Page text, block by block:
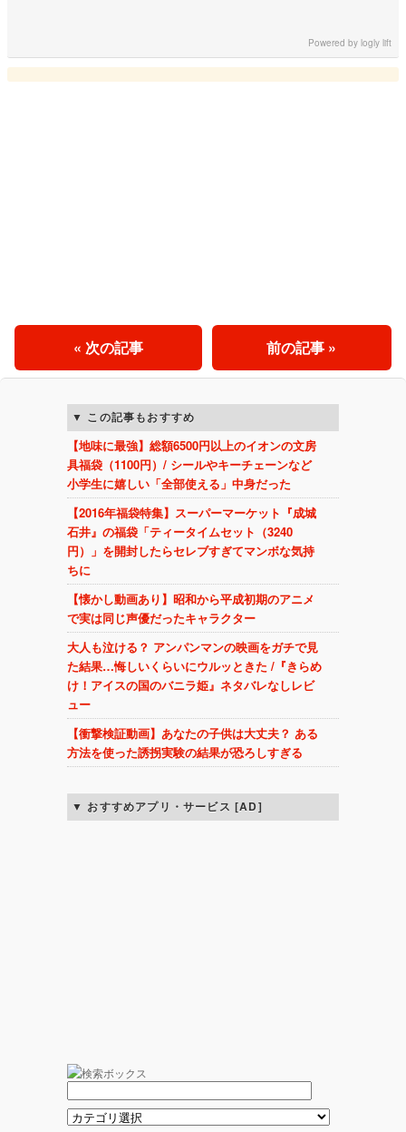
Powered bylogly lift
前の記事 »
« 次の記事
この記事もおすすめ
【地味に最強】総額6500円以上のイオンの文房
具福袋（1100円）/ シールやキーチェーンなど
小学生に嬉しい「全部使える」中身だった
【2016年福袋特集】スーパーマーケット『成城
石井』の福袋「ティータイムセット（3240
円）」を開封したらセレブすぎてマンボな気持
ちに
【懐かし動画あり】昭和から平成初期のアニメ
で実は同じ声優だったキャラクター
大人も泣ける？ アンパンマンの映画をガチで見
た結果…悔しいくらいにウルッときた /『きらめ
け！アイスの国のバニラ姫』ネタバレなしレビ
ュー
【衝撃検証動画】あなたの子供は大丈夫？ ある
方法を使った誘拐実験の結果が恐ろしすぎる
おすすめアプリ・サービス [AD]